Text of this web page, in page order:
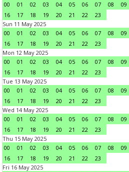
00
01 02 03 04 05 06 07 08 09
16
17 18 19 20 21 22
23
Sun 11 May 2025
00
01 02 03 04 05 06 07 08 09
16
17 18 19 20 21 22
23
Mon 12 May 2025
00
01 02 03 04 05 06 07 08 09
16
17 18 19 20 21 22
23
Tue 13 May 2025
00
01 02 03 04 05 06 07 08 09
16
17 18 19 20 21 22
23
Wed 14 May 2025
00
01 02 03 04 05 06 07 08 09
16
17 18 19 20 21 22
23
Thu 15 May 2025
00
01 02 03 04 05 06 07 08 09
16
17 18 19 20 21 22
23
Fri 16 May 2025